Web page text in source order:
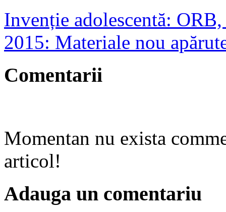
Invenție adolescentă:
2015: Materiale nou
Comentarii
Momentan nu exista
articol!
Adauga un comentariu